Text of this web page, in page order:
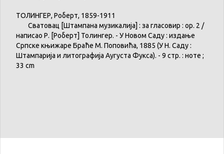
ТОЛИНГЕР, Роберт, 1859-1911
Сватовац [Штампана музикалија] : за гласовир : op. 2 /
написао Р. [Роберт] Толингер. - УНовом Саду: издање
Српске књижаре Браће М. Поповића, 1885 (У Н. Саду:
Штампарија и литографија Аугуста Фукса). - 9 стр. : ноте ;
33 cm